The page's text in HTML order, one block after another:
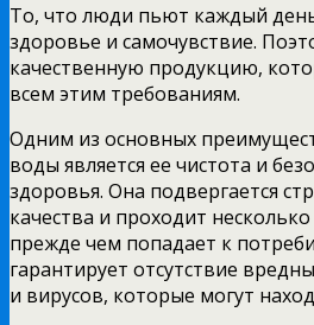
То, что люди пьют каждый
здоровье и самочувствие.
качественную продукцию,
всем этим требованиям.
Одним из основных
воды является ее чистота и
здоровья. Она подвергается
качества и проходит
прежде чем попадает к
гарантирует отсутствие
и вирусов, которые могут